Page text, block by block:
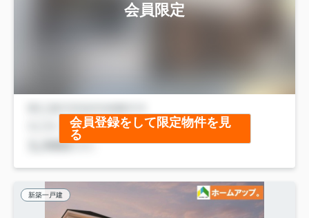
会員限定
会員登録をして限定物件を見
る
新築一戸建